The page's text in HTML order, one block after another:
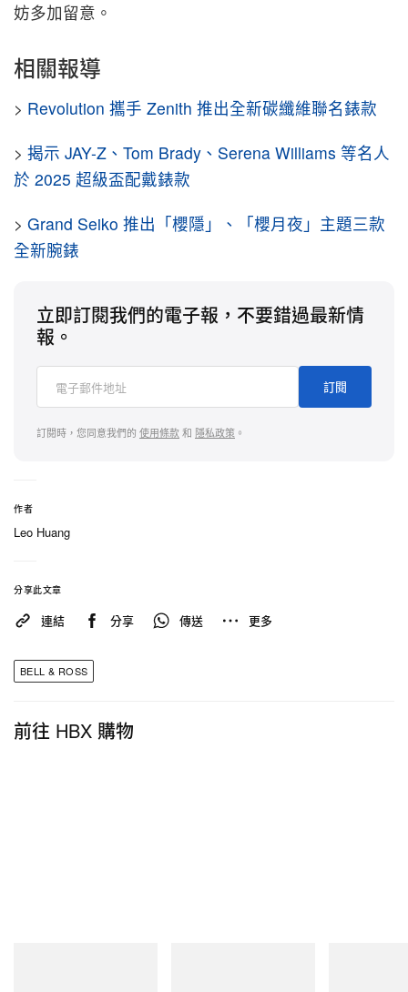
妨多加留意。
相關報導
> Revolution 攜手 Zenith 推出全新碳纖維聯名錶款
> 揭示 JAY-Z、Tom Brady、Serena Williams 等名人
於 2025 超級盃配戴錶款
> Grand Seiko 推出「櫻隱」、「櫻月夜」主題三款
全新腕錶
立即訂閱我們的電子報，不要錯過最新情
報。
訂閱
訂閱時，您同意我們的 使用條款和 隱私政策 。
作者
Leo Huang
分享此文章
連結 分享 傳送 更多
BELL & ROSS
前往 HBX 購物